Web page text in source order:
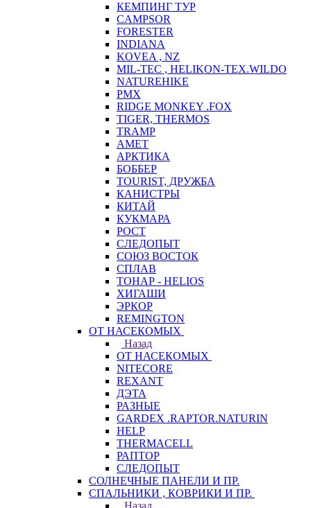
КЕМПИНГ ТУР
CAMPSOR
FORESTER
INDIANA
KOVEA , NZ
MIL-TEC , HELIKON-TEX.WILDO
NATUREHIKE
PMX
RIDGE MONKEY .FOX
TIGER, THERMOS
TRAMP
АМЕТ
АРКТИКА
БОББЕР
TOURIST, ДРУЖБА
КАНИСТРЫ
КИТАЙ
КУКМАРА
РОСТ
СЛЕДОПЫТ
СОЮЗ ВОСТОК
СПЛАВ
ТОНАР - HELIOS
ХИГАШИ
ЭРКОР
REMINGTON
ОТ НАСЕКОМЫХ
Назад
ОТ НАСЕКОМЫХ
NITECORE
REXANT
ДЭТА
РАЗНЫЕ
GARDEX .RAPTOR.NATURIN
HELP
THERMACELL
РАПТОР
СЛЕДОПЫТ
СОЛНЕЧНЫЕ ПАНЕЛИ И ПР.
СПАЛЬНИКИ , КОВРИКИ И ПР.
Назад